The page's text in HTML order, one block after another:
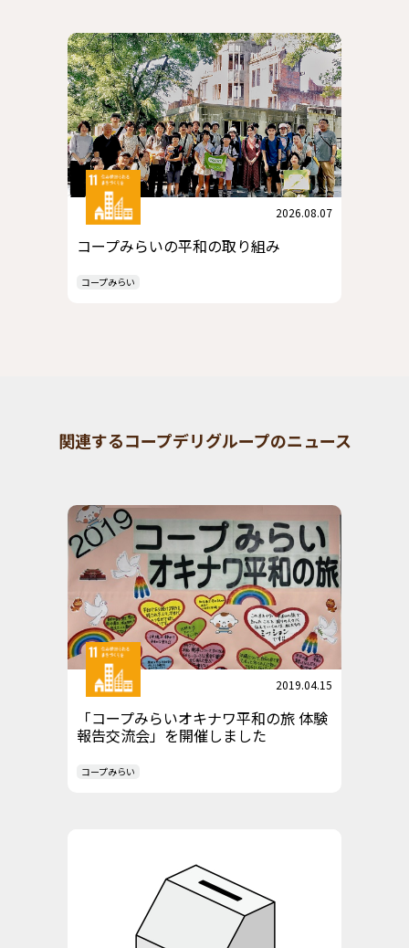
2026.08.07
コープみらいの平和の取り組み
コープみらい
関連するコープデリグループのニュース
2019.04.15
「コープみらいオキナワ平和の旅 体験
報告交流会」を開催しました
コープみらい